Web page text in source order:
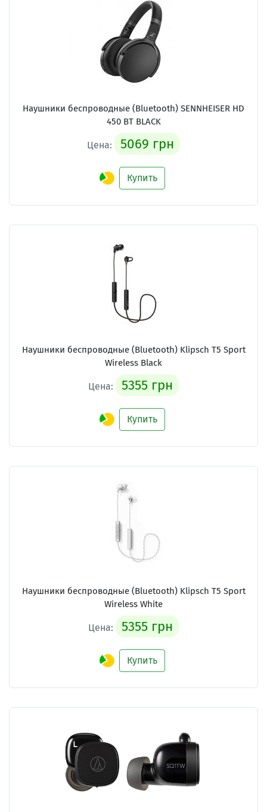
Наушники беспроводные (Bluetooth) SENNHEISER HD
450 BT BLACK
Цена: 5069 грн
Купить
Наушники беспроводные (Bluetooth) Klipsch T5 Sport
Wireless Black
Цена: 5355 грн
Купить
Наушники беспроводные (Bluetooth) Klipsch T5 Sport
Wireless White
Цена: 5355 грн
Купить